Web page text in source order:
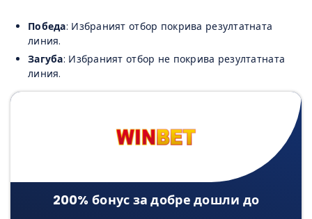
Победа: Избраният отбор покрива резултатната
линия.
Загуба: Избраният отбор не покрива резултатната
линия.
200% бонус за добре дошли до